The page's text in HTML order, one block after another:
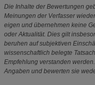
Die Inhalte der Bewertungen
Meinungen der Verfasser
eigen und übernehmen keine
oder Aktualität. Dies gilt
beruhen auf subjektiven
wissenschaftlich belegte
Empfehlung verstanden
Angaben und bewerten sie